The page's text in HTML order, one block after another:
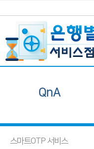
QnA
스마트OTP 서비스